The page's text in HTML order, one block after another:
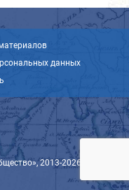
данных
2013-2026